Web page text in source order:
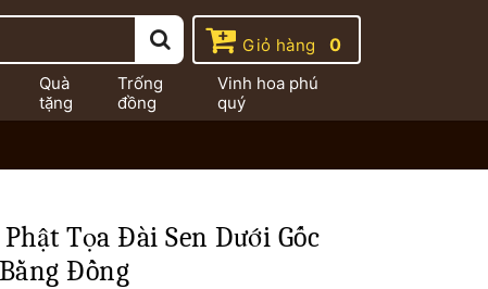
Giỏ hàng 0
Quà
tặng
Trống
đồng
Vinh hoa phú
quý
Tọa Đài Sen Dưới Gốc
Đồng